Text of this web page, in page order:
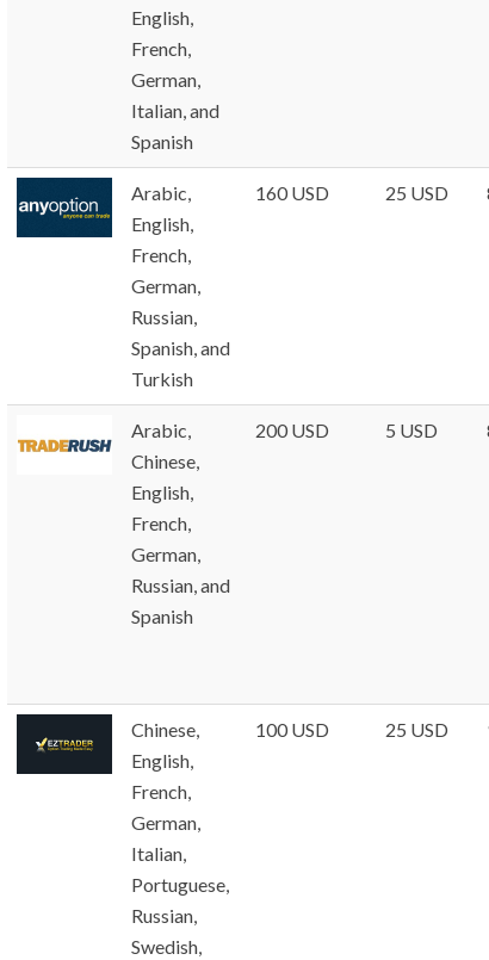
English,
French,
German,
Italian, and
Spanish
Arabic,
English,
French,
German,
Russian,
Spanish, and
Turkish
160 USD 25 USD
Arabic,
Chinese,
English,
French,
German,
Russian, and
Spanish
200 USD 5 USD
Chinese,
English,
French,
German,
Italian,
Portuguese,
Russian,
Swedish,
100 USD 25 USD